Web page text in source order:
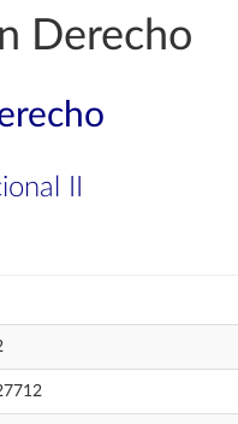
Derecho
II